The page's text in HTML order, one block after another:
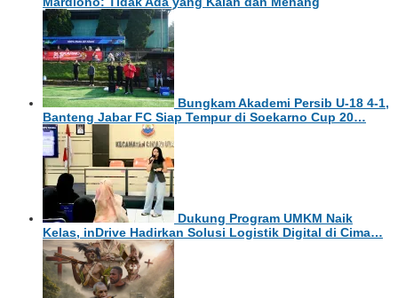
Bungkam Akademi Persib U-18 4-1,
Banteng Jabar FC Siap Tempur di Soekarno Cup 20…
Dukung Program UMKM Naik
Kelas, inDrive Hadirkan Solusi Logistik Digital di Cima…